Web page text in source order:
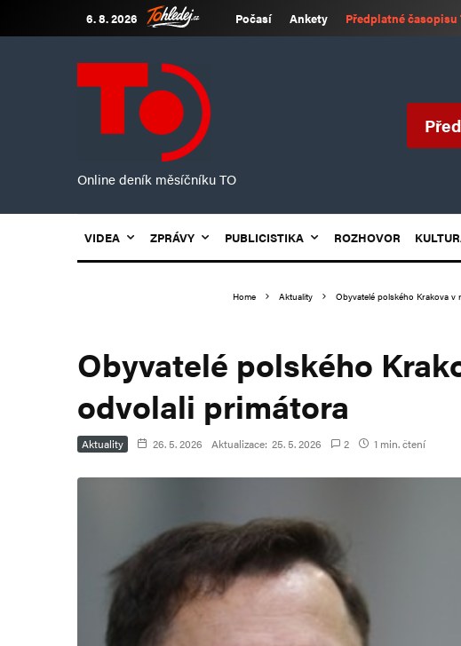
6. 8. 2026 Počasí Ankety Předplatné časopisu
Online deník měsíčníku TO
VIDEA ZPRÁVY PUBLICISTIKA ROZHOVOR
Home Aktuality Obyvatelé polského Krakova
Obyvatelé polského
odvolali primátora
Aktuality 26. 5. 2026 Aktualizace: 25. 5. 2026 2 1 min. čtení